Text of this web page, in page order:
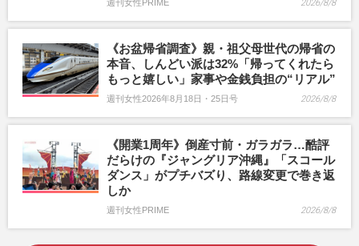
週刊女性PRIME 2026/8/8
《お盆帰省調査》親・祖父母世代の帰省の
本音、しんどい派は32%「帰ってくれたら
もっと嬉しい」家事や金銭負担の“リアル”
週刊女性2026年8月18日・25日号 2026/8/8
《開業1周年》倒産寸前・ガラガラ…酷評
だらけの『ジャングリア沖縄』「スコール
ダンス」がプチバズり、路線変更で巻き返
しか
週刊女性PRIME 2026/8/8